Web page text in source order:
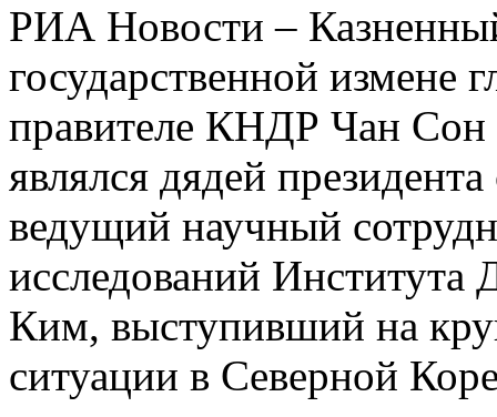
РИА Новости –
государственной измене
правителе КНДР Чан Сон
являлся дядей
ведущий научный
исследований
Ким, выступивший на
ситуации в Северной